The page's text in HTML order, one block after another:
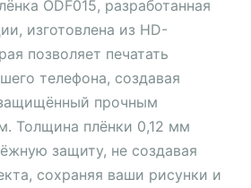
ODF015, разработанная
изготовлена ​​из HD-
позволяет печатать
телефона, создавая
прочным
Толщина плёнки 0,12 мм
защиту, не создавая
сохраняя ваши рисунки и